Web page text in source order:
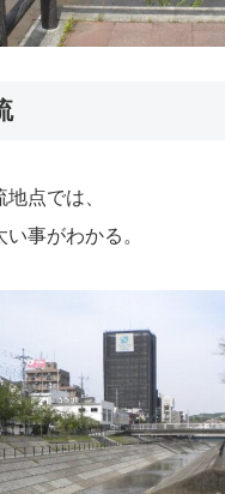
地点では、
事がわかる。